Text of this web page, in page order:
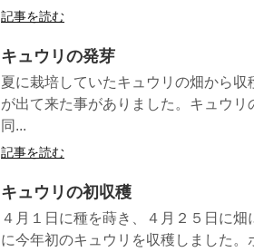
記事を読む
キュウリの発芽
夏に栽培していたキュウリの畑から
が出て来た事がありました。キュウ
同...
記事を読む
キュウリの初収穫
４月１日に種を蒔き、４月２５日に
に今年初のキュウリを収穫しました。